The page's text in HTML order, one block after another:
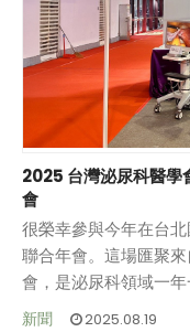
2025 台灣泌尿科醫
會
很榮幸參與今年在台
聯合年會。這場匯聚
會，是泌尿科領域一
專業醫師交流，深入
我們將持續傾聽醫師
新聞 2025.08.19